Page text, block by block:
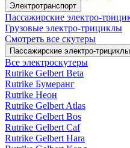
Электротранспорт
Пассажирские
Грузовые электро‑трициклы
Смотреть все скутеры
Пассажирские электро‑трициклы
Все электро­скутеры
Rutrike Gelbert Beta
Rutrike Бумеранг
Rutrike Неон
Rutrike Gelbert Atlas
Rutrike Gelbert Bos
Rutrike Gelbert Caf
Rutrike Gelbert Hara